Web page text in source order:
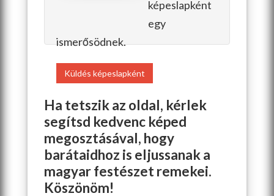
képeslapként
egy
ismerősödnek.
Küldés képeslapként
Ha tetszik az oldal, kérlek
segítsd kedvenc képed
megosztásával, hogy
barátaidhoz is eljussanak a
magyar festészet remekei.
Köszönöm!